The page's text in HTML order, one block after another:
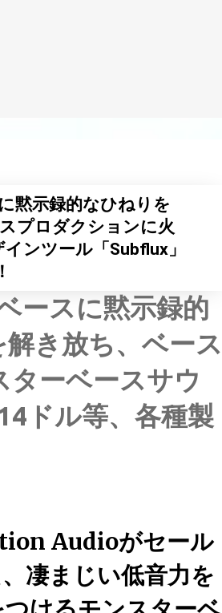
黙示録的なひねりを
プロダクションに火
ンツール「Subflux」
ースに黙示録的
き放ち、ベース
ーベースサウ
ドル等、各種製
Audioがセール
凄まじい低音力を